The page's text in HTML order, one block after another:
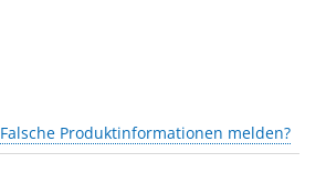
Falsche Produktinformationen melden?